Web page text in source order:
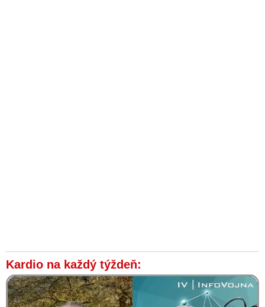
Kardio na každý týždeň: